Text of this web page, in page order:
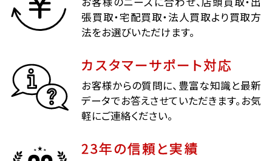
張買取・宅配買取・法人買取より買取方
法をお選びいただけます。
カスタマーサポート対応
お客様からの質問に、豊富な知識と最新
データでお答えさせていただきます。お気
軽にご連絡ください。
23年の信頼と実績